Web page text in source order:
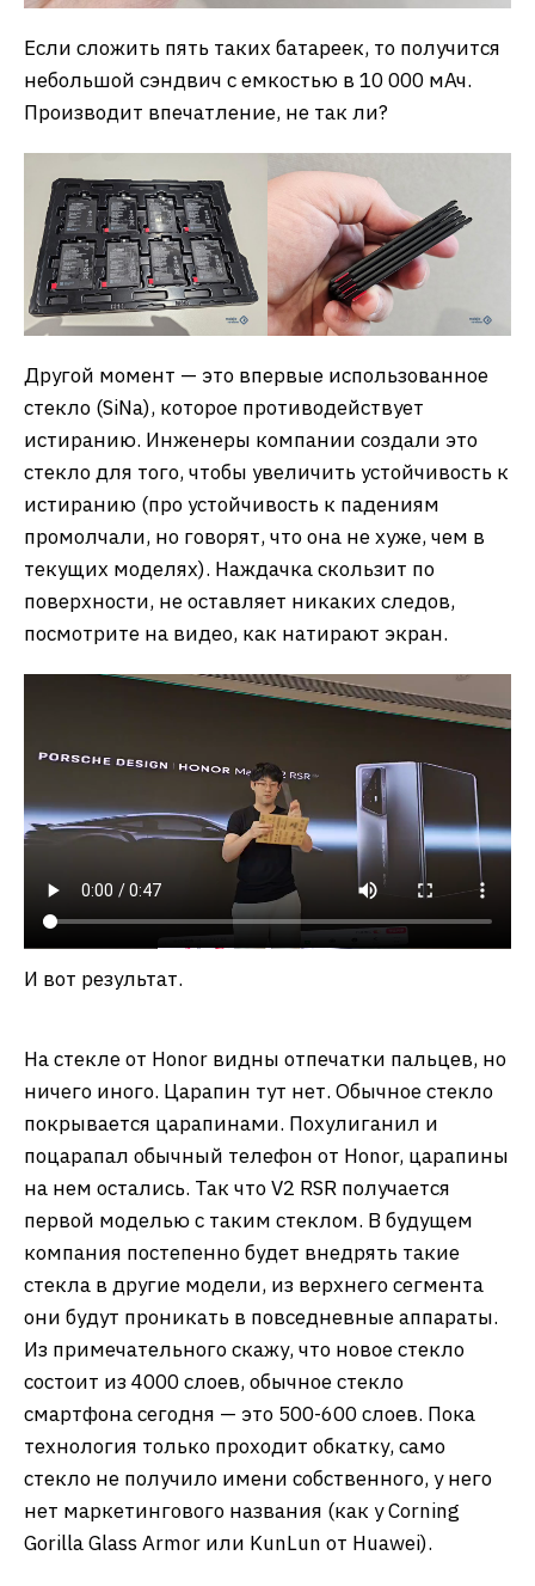
Если сложить пять таких батареек, то получится
небольшой сэндвич с емкостью в 10 000 мАч.
Производит впечатление, не так ли?
Другой момент — это впервые использованное
истиранию (про устойчивость к падениям
промолчали, но говорят, что она не хуже, чем в
текущих моделях). Наждачка скользит по
поверхности, не оставляет никаких следов,
посмотрите на видео, как натирают экран.
И вот результат.
На стекле от Honor видны отпечатки пальцев, но
ничего иного. Царапин тут нет. Обычное стекло
покрывается царапинами. Похулиганил и
поцарапал обычный телефон от Honor, царапины
на нем остались. Так что V2 RSR получается